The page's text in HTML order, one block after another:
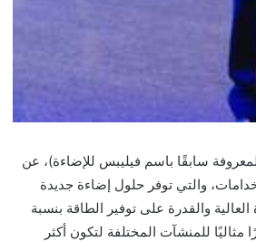
سابقًا باسم فيليبس للإضاءة)، عن
والتي توفر حلول إضاءة جديدة
والقدرة على توفير الطاقة بنسبة
يجعلها خيارًا مثاليًا للمنشآت المختلفة لتكون أكثر